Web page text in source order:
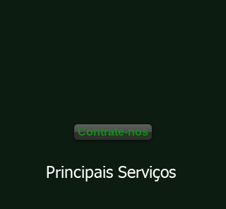
Contrate-nos
Principais Serviços